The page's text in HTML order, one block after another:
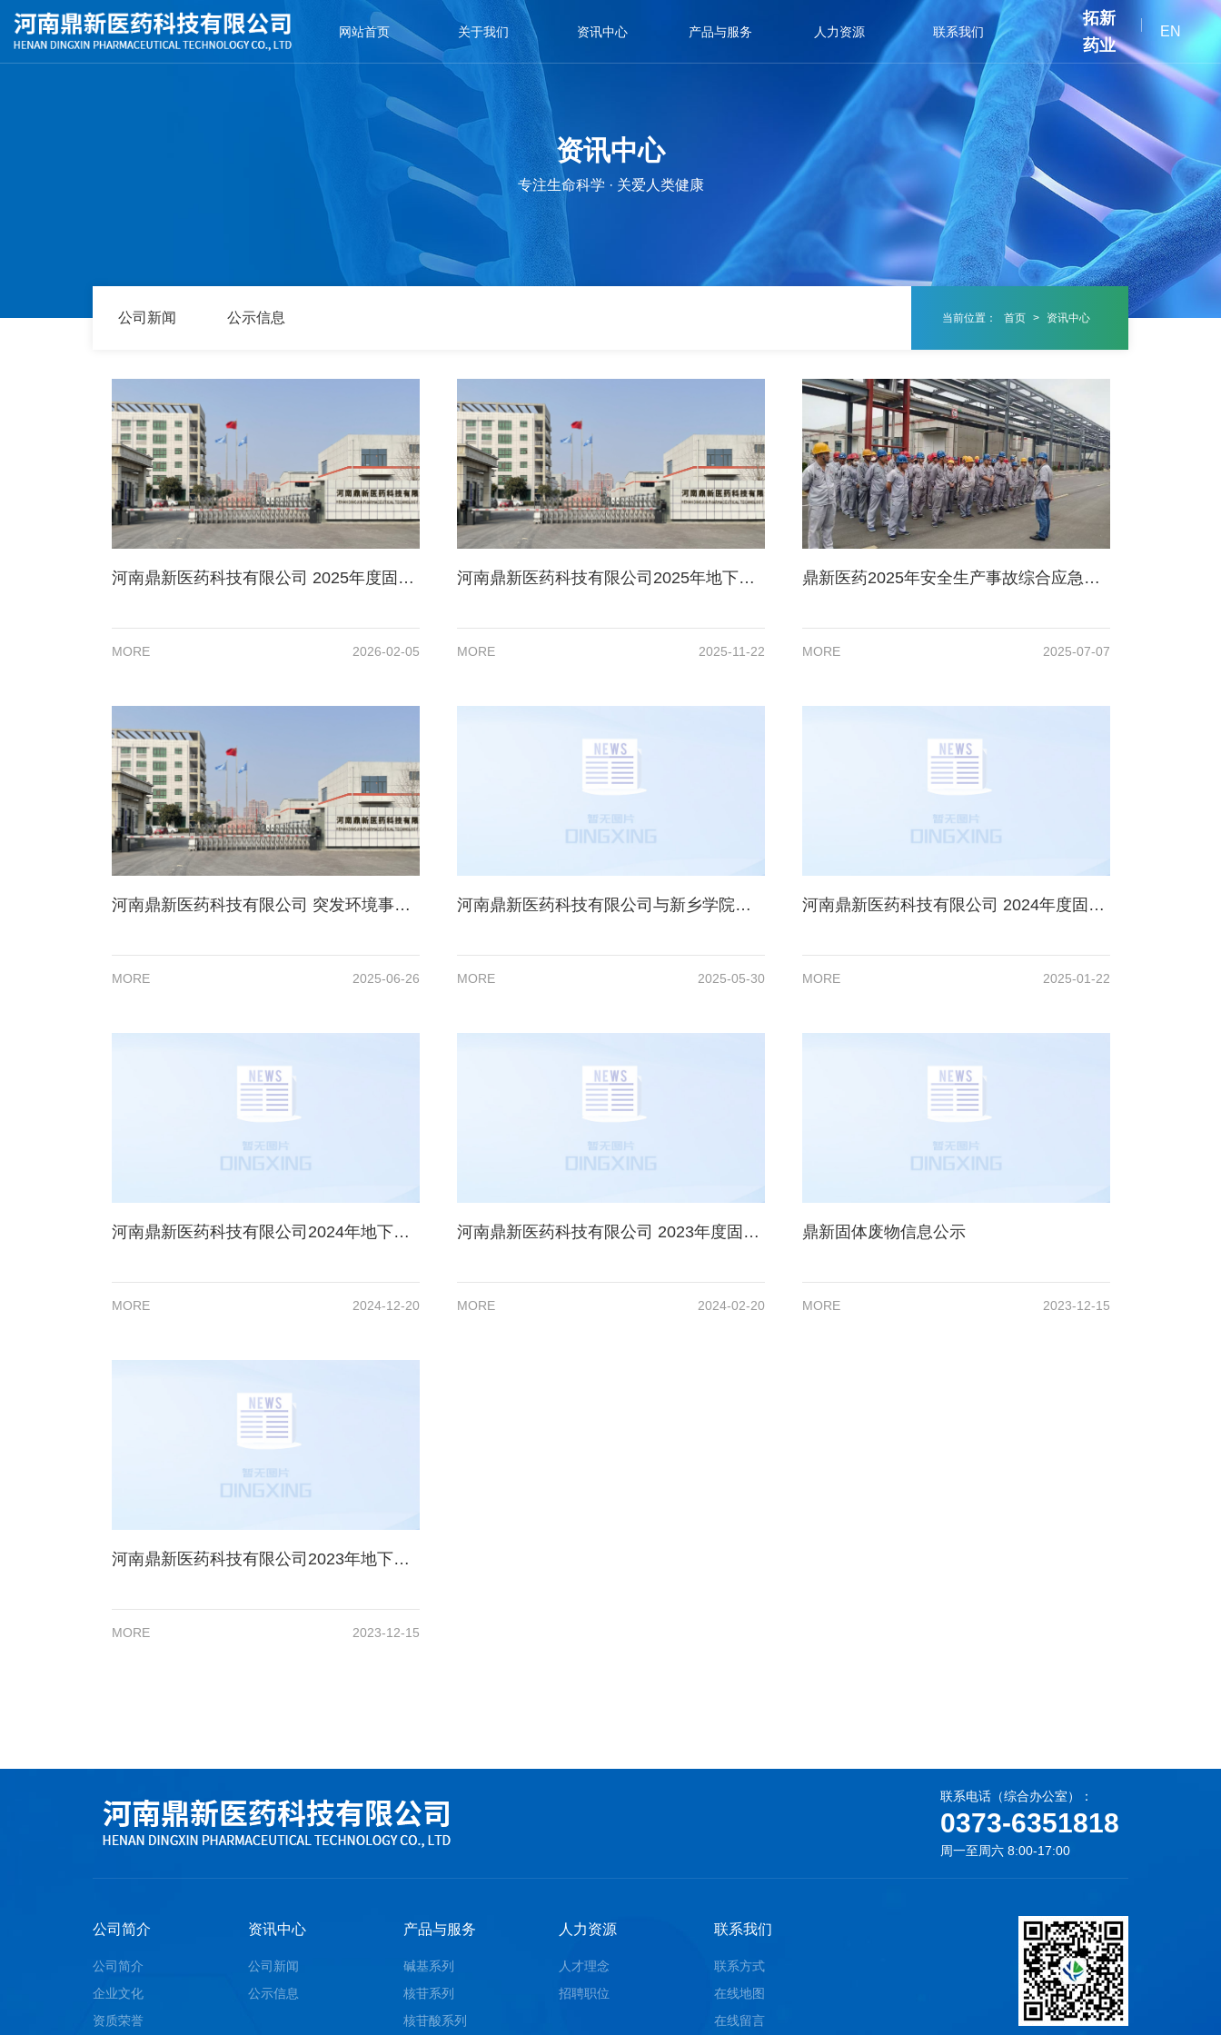
网站首页 关于我们 资讯中心 产品与服务 人力资源 联系我们
拓新
药业
EN
资讯中心
专注生命科学 · 关爱人类健康
公司新闻 公示信息 当前位置： 首页 > 资讯中心
河南鼎新医药科技有限公司 2025年度固体废物信息公示
MORE 2026-02-05
河南鼎新医药科技有限公司2025年地下水、土壤项目检测报告公示
MORE 2025-11-22
鼎新医药2025年安全生产事故综合应急演练圆满收官
MORE 2025-07-07
河南鼎新医药科技有限公司 突发环境事件应急预案及演练情况信息公开
MORE 2025-06-26
河南鼎新医药科技有限公司与新乡学院举行战略合作签约仪式
MORE 2025-05-30
河南鼎新医药科技有限公司 2024年度固体废物信息公示
MORE 2025-01-22
河南鼎新医药科技有限公司2024年地下水、土壤项目检测报告公示
MORE 2024-12-20
河南鼎新医药科技有限公司 2023年度固体废物信息公示
MORE 2024-02-20
鼎新固体废物信息公示
MORE 2023-12-15
河南鼎新医药科技有限公司2023年地下水、土壤项目检测报告公示
MORE 2023-12-15
联系电话（综合办公室）：
0373-6351818
周一至周六 8:00-17:00
公司简介
公司简介
企业文化
资质荣誉
资讯中心
公司新闻
公示信息
产品与服务
碱基系列
核苷系列
核苷酸系列
人力资源
人才理念
招聘职位
联系我们
联系方式
在线地图
在线留言